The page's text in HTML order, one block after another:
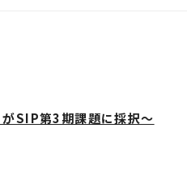
さい。
SIP第3期課題に採択～